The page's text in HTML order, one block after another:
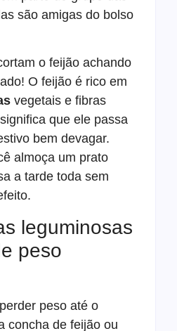
são amigas do bolso
o feijão achando
O feijão é rico em
vegetais e fibras
que ele passa
bem devagar.
almoça um prato
a tarde toda sem
leguminosas
peso
peso até o
concha de feijão ou